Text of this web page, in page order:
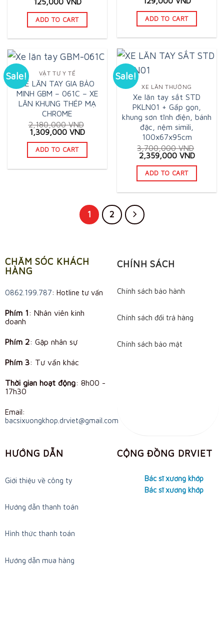
price
was:
170,000 VND.
is:
ADD TO CART
price
was:
180,000 VND.
is:
ADD TO CART
Sale! VẬT TƯ Y TẾ
XE LĂN TAY GIA BẢO
MINH GBM – 061C – XE
LĂN KHUNG THÉP MẠ
CHROME
2,180,000VND
Original
price
was:
2,180,000 VND.
1,309,000 VNDCurrent
1,309,000 VND.
ADD TO CART
Sale!
XE LĂN THƯỜNG
Xe lăn tay sắt STD
PKLN01 + Gấp gọn,
khung sơn tĩnh điện, bánh
đặc, nệm simili,
100x67x95cm
3,700,000VND
Original
price
was:
3,700,000 VND.
2,359,000 VNDCurrent
ADD TO CART
1 2
CHĂM SÓC KHÁCH
HÀNG
0862.199.787: Hotline tư vấn
Phím 1: Nhân viên kinh
doanh
Phím 2: Gặp nhân sự
Phím 3: Tư vấn khác
Thời gian hoạt động: 8h00 -
17h30
Email:
bacsixuongkhop.drviet@gmail.com
CHÍNH SÁCH
Chính sách bảo hành
Chính sách đổi trả hàng
Chính sách bảo mật
HƯỚNG DẪN
Giới thiệu về công ty
Hướng dẫn thanh toán
Hình thức thanh toán
Hướng dẫn mua hàng
CỘNG ĐỒNG DRVIET
Bác sĩ xương khớp
Bác sĩ xương khớp